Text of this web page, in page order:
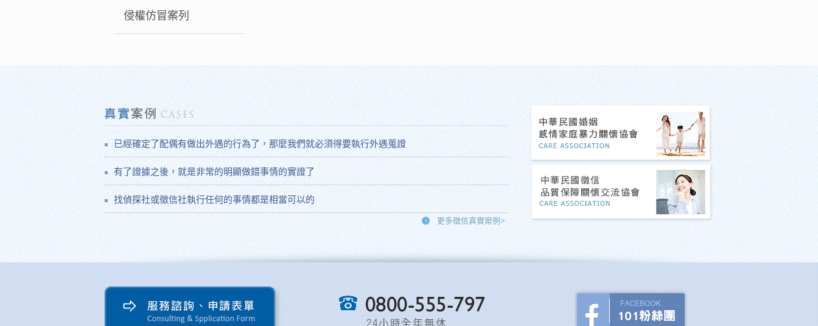
侵權仿冒案列
已經確定了配偶有做出外遇的行為了，那麼我們就必須得要執行外遇蒐證
有了證據之後，就是非常的明顯做錯事情的實證了
找偵探社或徵信社執行任何的事情都是相當可以的
更多徵信真實案例>